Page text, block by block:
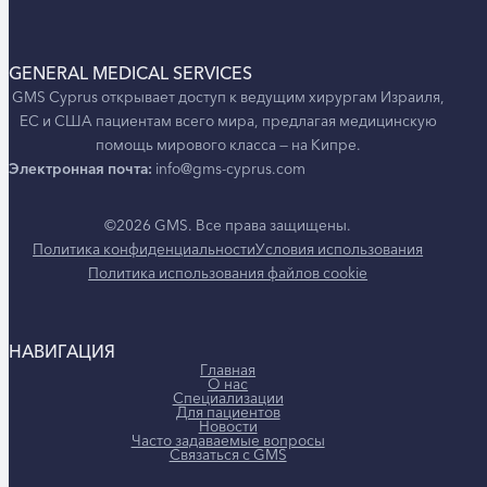
куда сходить и что посмотреть до
домой.
просто нет слов, чтобы выразить
GMS и Ории за всё, что они
Я могу лишь от всей души
речь заходит о «медицинской операции» за
сложно представить, что это может стать
GENERAL MEDICAL SERVICES
GMS Cyprus открывает доступ к ведущим хирургам Израиля,
ЕС и США пациентам всего мира, предлагая медицинскую
помощь мирового класса — на Кипре.
Электронная почта: info@gms-cyprus.com
©2026 GMS. Все права защищены.
Политика конфиденциальностиУсловия использования
Политика использования файлов cookie
НАВИГАЦИЯ
Главная
О нас
Специализации
Для пациентов
Новости
Часто задаваемые вопросы
Связаться с GMS